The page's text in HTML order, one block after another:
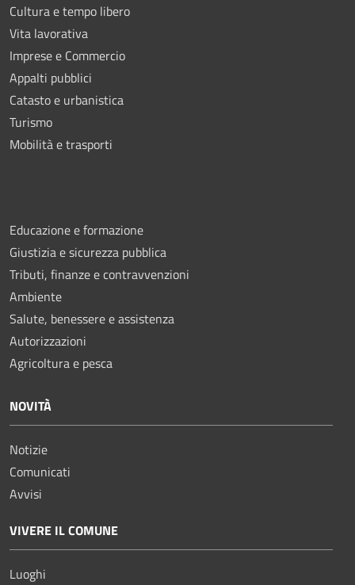
Cultura e tempo libero
Vita lavorativa
Imprese e Commercio
Appalti pubblici
Catasto e urbanistica
Turismo
Mobilità e trasporti
Educazione e formazione
Giustizia e sicurezza pubblica
Tributi, finanze e contravvenzioni
Ambiente
Salute, benessere e assistenza
Autorizzazioni
Agricoltura e pesca
NOVITÀ
Notizie
Comunicati
Avvisi
VIVERE IL COMUNE
Luoghi